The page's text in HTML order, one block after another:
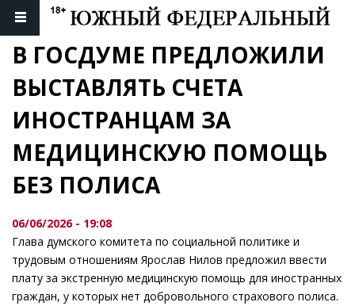
В ГОСДУМЕ ПРЕДЛОЖИЛИ
ВЫСТАВЛЯТЬ СЧЕТА
ИНОСТРАНЦАМ ЗА
МЕДИЦИНСКУЮ ПОМОЩЬ
БЕЗ ПОЛИСА
06/06/2026 - 19:08
Глава думского комитета по социальной политике и
трудовым отношениям Ярослав Нилов предложил ввести
плату за экстренную медицинскую помощь для иностранных
граждан, у которых нет добровольного страхового полиса.